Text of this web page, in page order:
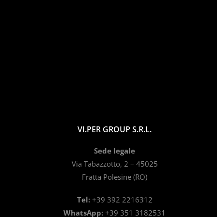
VI.PER GROUP S.R.L.
Sede legale
Via Tabazzotto, 2 – 45025
Fratta Polesine (RO)
Tel:+39 392 2216312
WhatsApp: +39 351 3182531